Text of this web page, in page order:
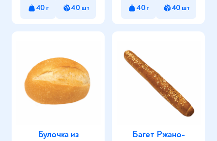
40 г 40 шт 40 г 40 шт
Булочка из
Багет Ржано-